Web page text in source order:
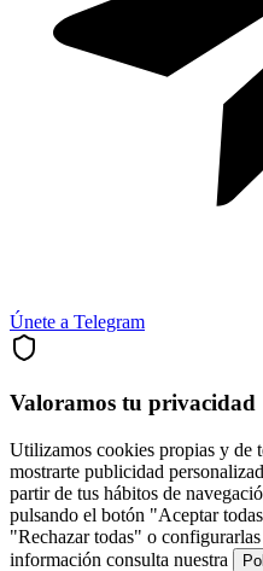
Únete a Telegram
Valoramos tu privacidad
Utilizamos cookies propias y de
mostrarte publicidad
partir de tus hábitos de
pulsando el botón "Aceptar
"Rechazar todas" o
información consulta nuestra